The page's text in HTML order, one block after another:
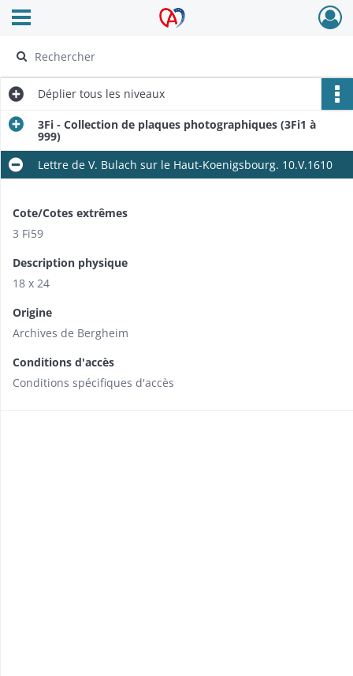
Archives Alsace - Colmar
Ouvrir le menu déroulant
Déplier tous les niveaux
3Fi - Collection de plaques photographiques (3Fi1 à
999)
Lettre de V. Bulach sur le Haut-Koenigsbourg. 10.V.1610
Cote/Cotes extrêmes
3 Fi59
Description physique
18 x 24
Origine
Archives de Bergheim
Conditions d'accès
Conditions spécifiques d'accès